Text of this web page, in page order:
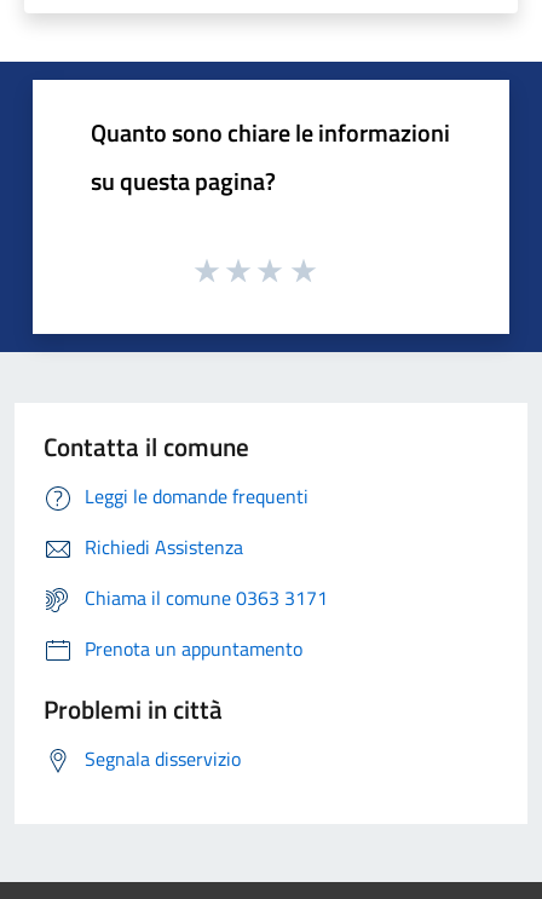
Quanto sono chiare le informazioni
su questa pagina?
Contatta il comune
Leggi le domande frequenti
Richiedi Assistenza
Chiama il comune 0363 3171
Prenota un appuntamento
Problemi in città
Segnala disservizio